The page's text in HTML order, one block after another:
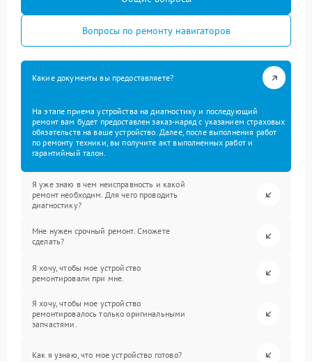
Вопросы по ремонту навигаторов
Какие документы вы предоставляете?
На этапе приема устройства на диагностику и последующий
ремонт вам будет предоставлен заказ-наряд с указанием страховых
обязательств на ваше устройство. Далее, после выполнения работ
по ремонту техники, вы получите акт выполненных работ и
гарантийный талон.
Я уже знаю в чем неисправность и какой
ремонт необходим. Для чего проводить
диагностику?
Мне нужен срочный ремонт. Сможете
сделать?
Я хочу, чтобы мое устройство
ремонтировали при мне.
Я хочу, чтобы мое устройство
ремонтировалось только оригинальными
запчастями.
Как я узнаю, что мое устройство готово?